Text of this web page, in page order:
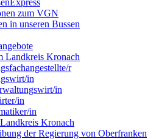
zum VGN
in unseren Bussen
Landkreis Kronach
r
in
in
in
in
Kronach
der Regierung von Oberfranken